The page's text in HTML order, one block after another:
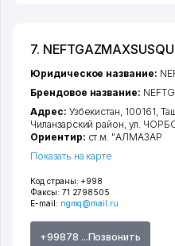
7.
Код страны: +998
Факсы: 71 2798505
E-mail: ngmq@mail.ru
+99878 ...Позвонить
Юридическое название:
Брендовое название:
Адрес: Узбекистан, 100161,
Чиланзарский район,ул.
Ориентир: ст.м. "АЛМАЗАР
Показать на карте